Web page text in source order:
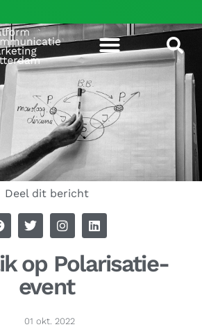
Deel dit bericht
op Polarisatie-
event
01 okt. 2022